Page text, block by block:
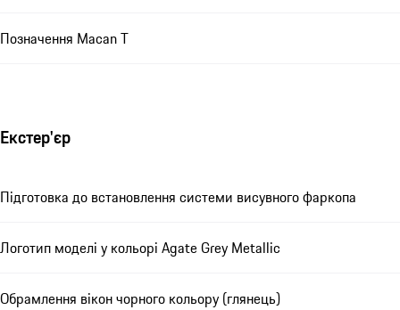
Позначення Macan T
Екстер'єр
Підготовка до встановлення системи висувного фаркопа
Логотип моделі у кольорі Agate Grey Metallic
Обрамлення вікон чорного кольору (глянець)